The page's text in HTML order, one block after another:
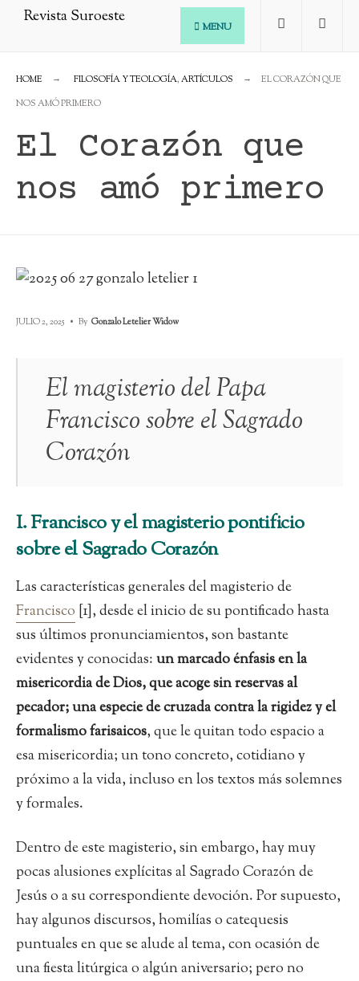
Skip
MENU
HOME FILOSOFÍA Y TEOLOGÍA,ARTÍCULOS
EL CORAZÓN QUE
NOS AMÓ PRIMERO
El Corazón que
nos amó primero
JULIO 2, 2025 • By Gonzalo Letelier Widow
El magisterio del Papa
Francisco sobre el Sagrado
Corazón
I. Francisco y el magisterio pontificio
sobre el Sagrado Corazón
Las características generales del magisterio de
Francisco [1], desde el inicio de su pontificado hasta
sus últimos pronunciamientos, son bastante
evidentes y conocidas:un marcado énfasis en la
misericordia de Dios, que acoge sin reservas al
pecador; una especie de cruzada contra la rigidez y el
formalismo farisaicos, que le quitan todo espacio a
esa misericordia; un tono concreto, cotidiano y
próximo a la vida, incluso en los textos más solemnes
y formales.
Dentro de este magisterio, sin embargo, hay muy
pocas alusiones explícitas al Sagrado Corazón de
Jesús o a su correspondiente devoción. Por supuesto,
hay algunos discursos, homilías o catequesis
puntuales en que se alude al tema, con ocasión de
una fiesta litúrgica o algún aniversario; pero no